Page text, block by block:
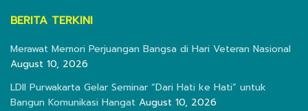
BERITA TERKINI
Merawat Memori Perjuangan Bangsa di Hari Veteran Nasional
August 10, 2026
LDII Purwakarta Gelar Seminar “Dari Hati ke Hati” untuk
Bangun Komunikasi Hangat August 10, 2026